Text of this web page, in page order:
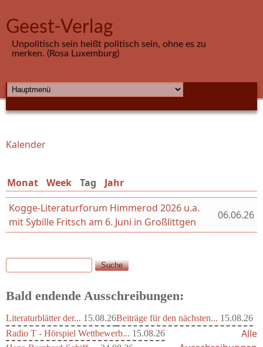
Geest-Verlag
Unpolitisch sein heißt politisch sein, ohne es zu
merken. (Rosa Luxemburg)
HAUPTMENÜ
Sie sind hier
Kalender
Monat Week Tag (aktiver Reiter)
Jahr
Kogge-Literaturforum Himmerod 2026 u.a.
mit Sybille Fritsch am 6. Juni in Großlittgen
06.06.26
Suchformular
Suche
Bald endende Ausschreibungen:
Literaturblätter der... 15.08.26Beiträge für den nächsten... 15.08.26
Radio T - Hörspiel Wettbewerb... 15.08.26
Alle